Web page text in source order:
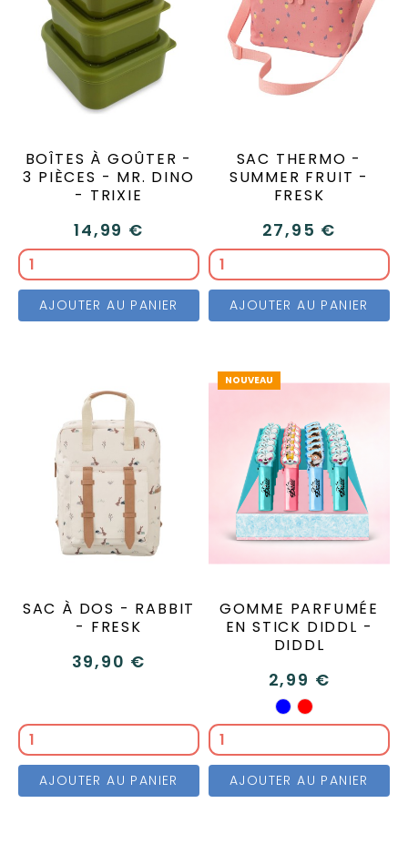
BOÎTES À GOÛTER -
3 PIÈCES - MR. DINO
- TRIXIE
14,99 €
AJOUTER AU PANIER
SAC THERMO -
SUMMER FRUIT -
FRESK
27,95 €
AJOUTER AU PANIER
SAC À DOS - RABBIT
- FRESK
39,90 €
AJOUTER AU PANIER
NOUVEAU
GOMME PARFUMÉE
EN STICK DIDDL -
DIDDL
2,99 €
BleuRouge
AJOUTER AU PANIER